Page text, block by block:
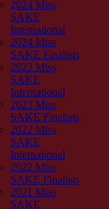
2024 Miss
SAKE
International
2024 Miss
SAKE Finalists
2023 Miss
SAKE
International
2023 Miss
SAKE Finalists
2022 Miss
SAKE
International
2022 Miss
SAKE Finalists
2021 Miss
SAKE